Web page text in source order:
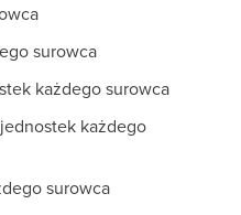
surowca
każdego surowca
każdego
surowca